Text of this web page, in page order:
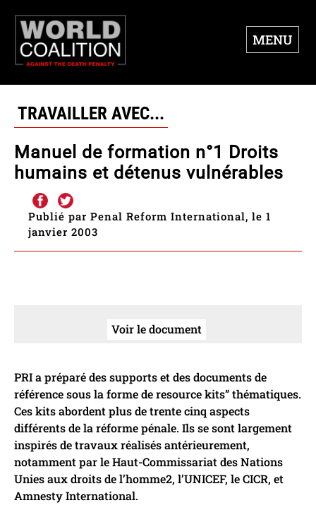
MENU
TRAVAILLER AVEC...
Manuel de formation n°1 Droits
humains et détenus vulnérables
Publié par Penal Reform International, le 1
janvier 2003
Voir le document
PRI a préparé des supports et des documents de
référence sous la forme de resource kits” thématiques.
Ces kits abordent plus de trente cinq aspects
différents de la réforme pénale. Ils se sont largement
inspirés de travaux réalisés antérieurement,
notamment par le Haut-Commissariat des Nations
Unies aux droits de l’homme2, l’UNICEF, le CICR, et
Amnesty International.